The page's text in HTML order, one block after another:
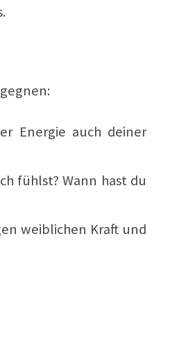
Energie auch deiner
fühlst? Wann hast du
weiblichen Kraft und